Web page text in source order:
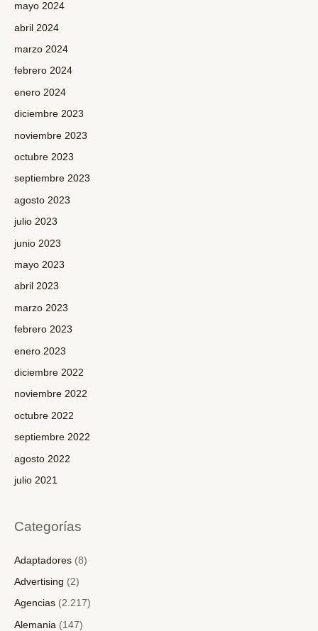
mayo 2024
abril 2024
marzo 2024
febrero 2024
enero 2024
diciembre 2023
noviembre 2023
octubre 2023
septiembre 2023
agosto 2023
julio 2023
junio 2023
mayo 2023
abril 2023
marzo 2023
febrero 2023
enero 2023
diciembre 2022
noviembre 2022
octubre 2022
septiembre 2022
agosto 2022
julio 2021
Categorías
Adaptadores (8)
Advertising (2)
Agencias (2.217)
Alemania (147)